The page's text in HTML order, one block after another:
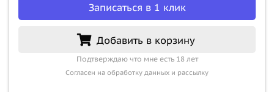
Записаться в 1 клик
Добавить в корзину
Подтверждаю что мне есть 18 лет
Согласен на обработку данных и рассылку